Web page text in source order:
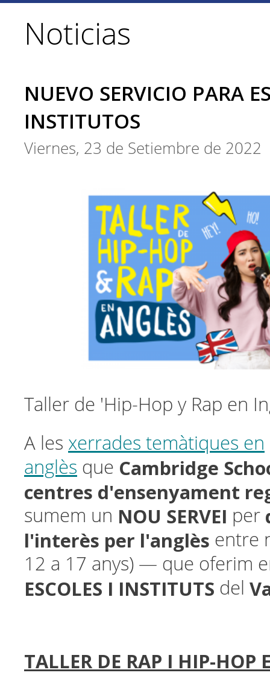
Noticias
NUEVO SERVICIO PARA
INSTITUTOS
Viernes, 23 de Setiembre de 2022
Taller de 'Hip-Hop y Rap en
A les xerrades temàtiques en
anglès que Cambridge
centres d'ensenyament
sumem un NOU SERVEI per
l'interès per l'anglès entre
12 a 17 anys) — que oferim
ESCOLES I INSTITUTS del
TALLER DE RAP I HIP-HOP